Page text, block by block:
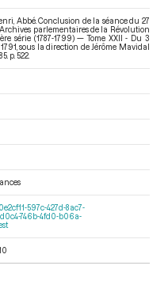
Abbé. Conclusion de la séance du 27
Archives parlementaires de la Révolution
série (1787-1799) — Tome XXII - Du 3
, sous la direction de Jérôme Mavidal
p. 522.
597c-427d-8ac7-
746b-4fd0-b06a-